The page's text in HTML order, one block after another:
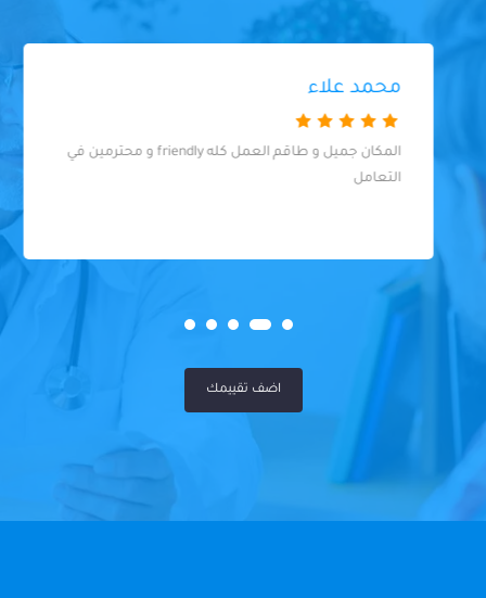
محمد علاء
المكان جميل و طاقم العمل كله friendly و محترمين في
التعامل
اضف تقييمك